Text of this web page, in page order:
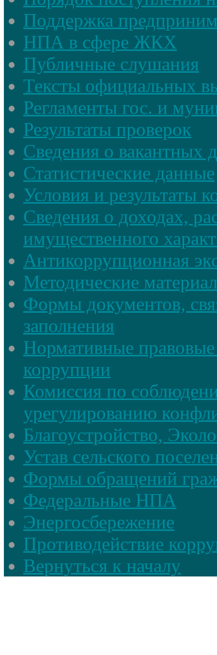
Поддержка
НПА в сфере ЖКХ
Публичные слушания
Тексты официальных
Регламенты гос. и
Результаты проверок
Сведения о вакантных
Статистические данные
Условия и результаты
Сведения о доходах,
имущественного
Антикоррупционная
Методические
Формы документов,
заполнения
Нормативные
коррупции
Комиссия по
урегулированию
Благоустройство,
Устав сельского
Формы обращений
Федеральные НПА
Энергосбережение
Противодействие
Вернуться к началу